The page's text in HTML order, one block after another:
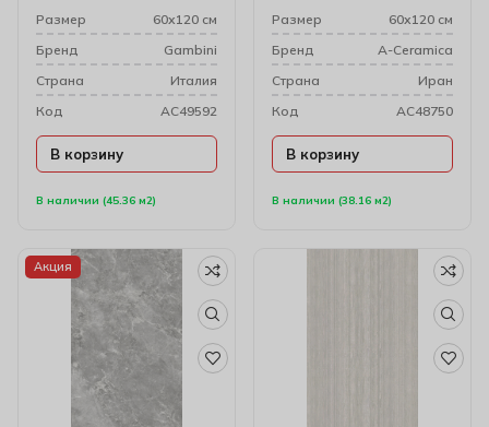
В наличии (45.36 м2)
Размер
60х120 см
Бренд
Gambini
Cтрана
Италия
Код
AC49592
В корзину
В наличии (38.16 м2)
Размер
60х120 см
Бренд
A-Ceramica
Cтрана
Иран
Код
AC48750
В корзину
Акция